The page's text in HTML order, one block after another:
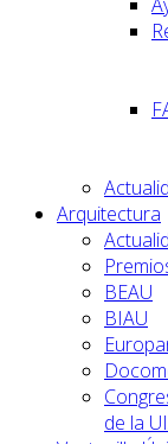
Arquitectura
BEAU
BIAU
de la